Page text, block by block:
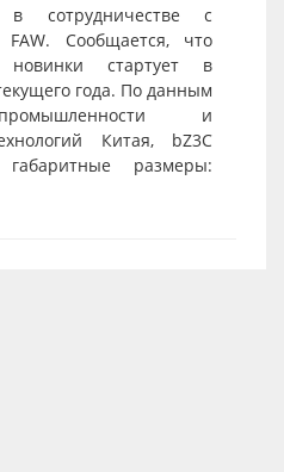
в сотрудничестве с
Сообщается, что
стартует в
года. По данным
и
Китая, bZ3C
размеры: